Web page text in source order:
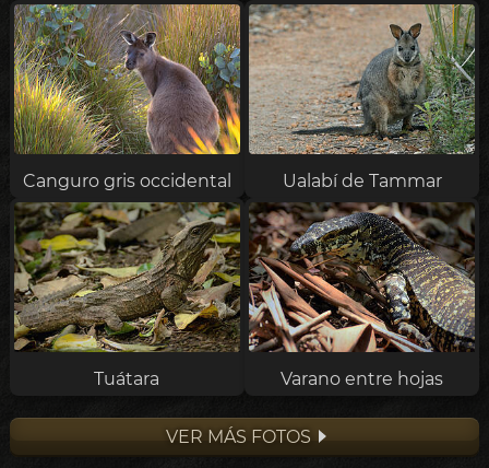
Canguro gris occidental Ualabí de Tammar
Tuátara Varano entre hojas
VER MÁS FOTOS